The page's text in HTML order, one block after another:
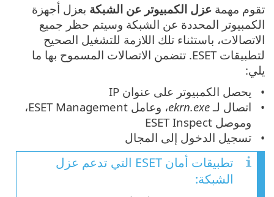
تقوم مهمة عزل الكمبيوتر عن الشبكة بعزل أجهزة
الكمبيوتر المحددة عن الشبكة وسيتم حظر جميع
الاتصالات، باستثناء تلك اللازمة للتشغيل الصحيح
لتطبيقات ESET. تتضمن الاتصالات المسموح بها ما
يلي:
يحصل الكمبيوتر على عنوان IP
اتصال لـekrn.exe
، وعامل ESET Management،
وموصل ESET Inspect
تسجيل الدخول إلى المجال
تطبيقات أمان ESET التي تدعم عزل
الشبكة: